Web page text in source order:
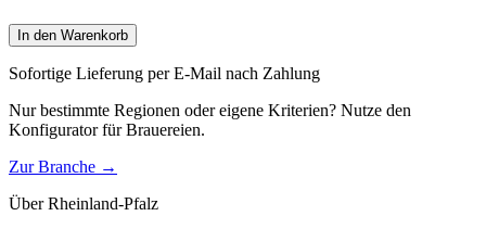
In den Warenkorb
Sofortige Lieferung per E-Mail nach Zahlung
Nur bestimmte Regionen oder eigene Kriterien? Nutze den
Konfigurator fürBrauereien.
Zur Branche →
ÜberRheinland-Pfalz